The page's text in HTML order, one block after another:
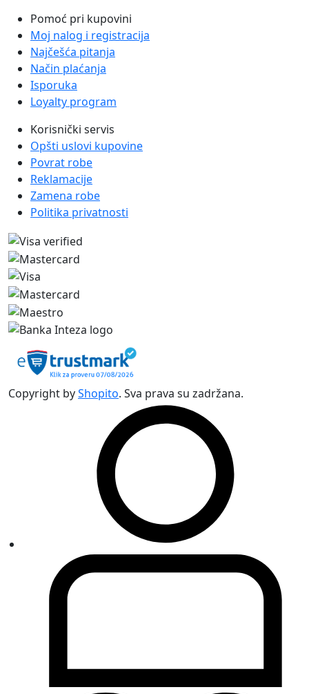
Pomoć pri kupovini
Moj nalog i registracija
Najčešća pitanja
Način plaćanja
Isporuka
Loyalty program
Korisnički servis
Opšti uslovi kupovine
Povrat robe
Reklamacije
Zamena robe
Politika privatnosti
Copyright byShopito. Sva prava su zadržana.